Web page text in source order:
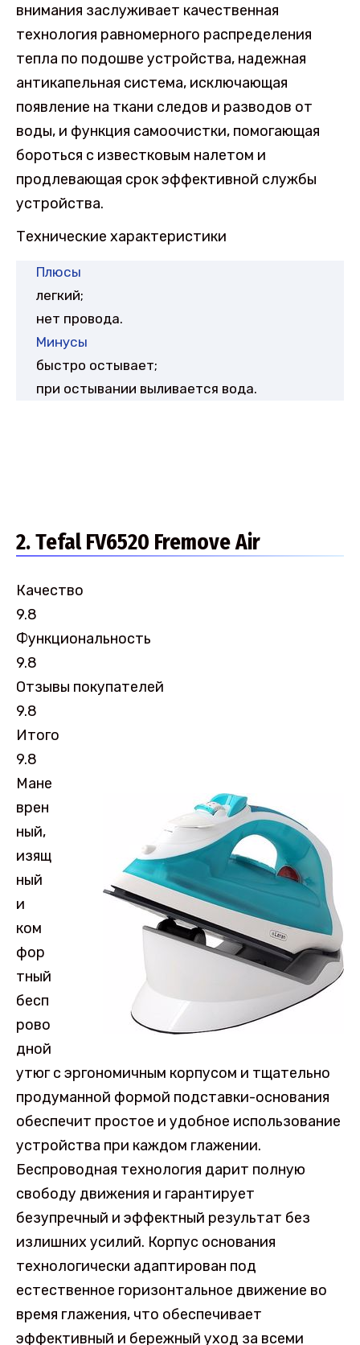
внимания заслуживает качественная
технология равномерного распределения
тепла по подошве устройства, надежная
антикапельная система, исключающая
появление на ткани следов и разводов от
воды, и функция самоочистки, помогающая
бороться с известковым налетом и
продлевающая срок эффективной службы
устройства.
Технические характеристики
Плюсы
легкий;
нет провода.
Минусы
быстро остывает;
при остывании выливается вода.
2. Tefal FV6520 Fremove Air
Качество
9.8
Функциональность
9.8
Отзывы покупателей
9.8
Итого
9.8
Мане
врен
ный,
изящ
ный
и
ком
фор
тный
бесп
рово
дной
утюг с эргономичным корпусом и тщательно
продуманной формой подставки-основания
обеспечит простое и удобное использование
устройства при каждом глажении.
Беспроводная технология дарит полную
свободу движения и гарантирует
безупречный и эффектный результат без
излишних усилий. Корпус основания
технологически адаптирован под
естественное горизонтальное движение во
время глажения, что обеспечивает
эффективный и бережный уход за всеми